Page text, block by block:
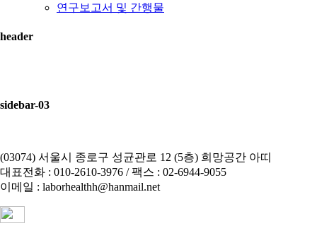
연구보고서 및 간행물
header
sidebar-03
(03074) 서울시 종로구 성균관로 12 (5층) 희망공간 아띠
대표전화 : 010-2610-3976 / 팩스 : 02-6944-9055
이메일 : laborhealthh@hanmail.net